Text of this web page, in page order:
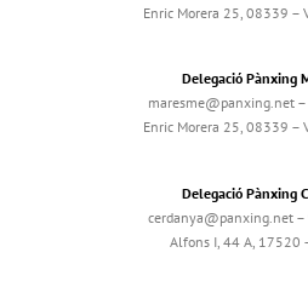
Enric Morera 25, 08339 –
Delegació Pànxing
maresme@panxing.net
Enric Morera 25, 08339 –
Delegació Pànxing
cerdanya@panxing.net
Alfons I, 44 A, 17520